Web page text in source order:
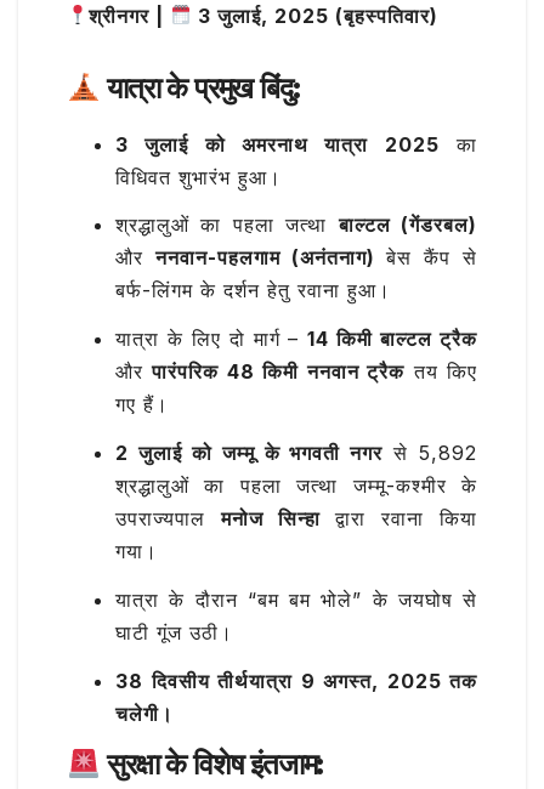
b
o
k
r
A
p
ra
m
ar
e
श्रीनगर | 3 जुलाई, 2025 (बृहस्पतिवार)
यात्रा के प्रमुख बिंदु:
3 जुलाई को अमरनाथ यात्रा 2025 का
विधिवत शुभारंभ हुआ।
श्रद्धालुओं का पहला जत्थाबाल्टल (गेंडरबल)
औरननवान-पहलगाम (अनंतनाग) बेस कैंप से
बर्फ-लिंगम के दर्शन हेतु रवाना हुआ।
यात्रा के लिए दो मार्ग –14 किमी बाल्टल ट्रैक
औरपारंपरिक 48 किमी ननवान ट्रैक तय किए
गए हैं।
2 जुलाई को जम्मू के भगवती नगर से 5,892
श्रद्धालुओं का पहला जत्था जम्मू-कश्मीर के
उपराज्यपालमनोज सिन्हाद्वारा रवाना किया
गया।
यात्रा के दौरान “बम बम भोले” के जयघोष से
घाटी गूंज उठी।
38 दिवसीय तीर्थयात्रा 9 अगस्त, 2025 तक
चलेगी।
सुरक्षा के विशेष इंतजाम: